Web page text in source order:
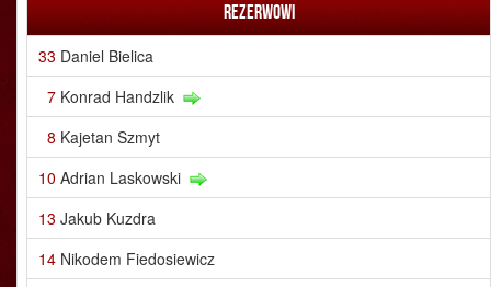
Rezerwowi
33 Daniel Bielica
7 Konrad Handzlik
8 Kajetan Szmyt
10 Adrian Laskowski
13 Jakub Kuzdra
14 Nikodem Fiedosiewicz